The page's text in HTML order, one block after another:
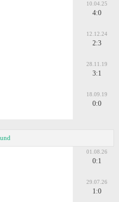
10.04.25
4:0
12.12.24
2:3
28.11.19
3:1
18.09.19
0:0
01.08.26
0:1
29.07.26
1:0